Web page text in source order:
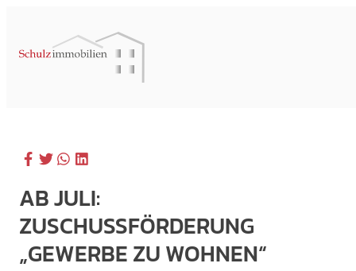
AB JULI:
ZUSCHUSSFÖRDERUNG
„GEWERBE ZU WOHNEN“